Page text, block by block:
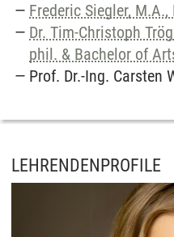
Frederic Siegler, M.A.,
Dr. Tim-Christoph
phil. & Bachelor of
Prof. Dr.-Ing. Carsten
LEHRENDENPROFILE